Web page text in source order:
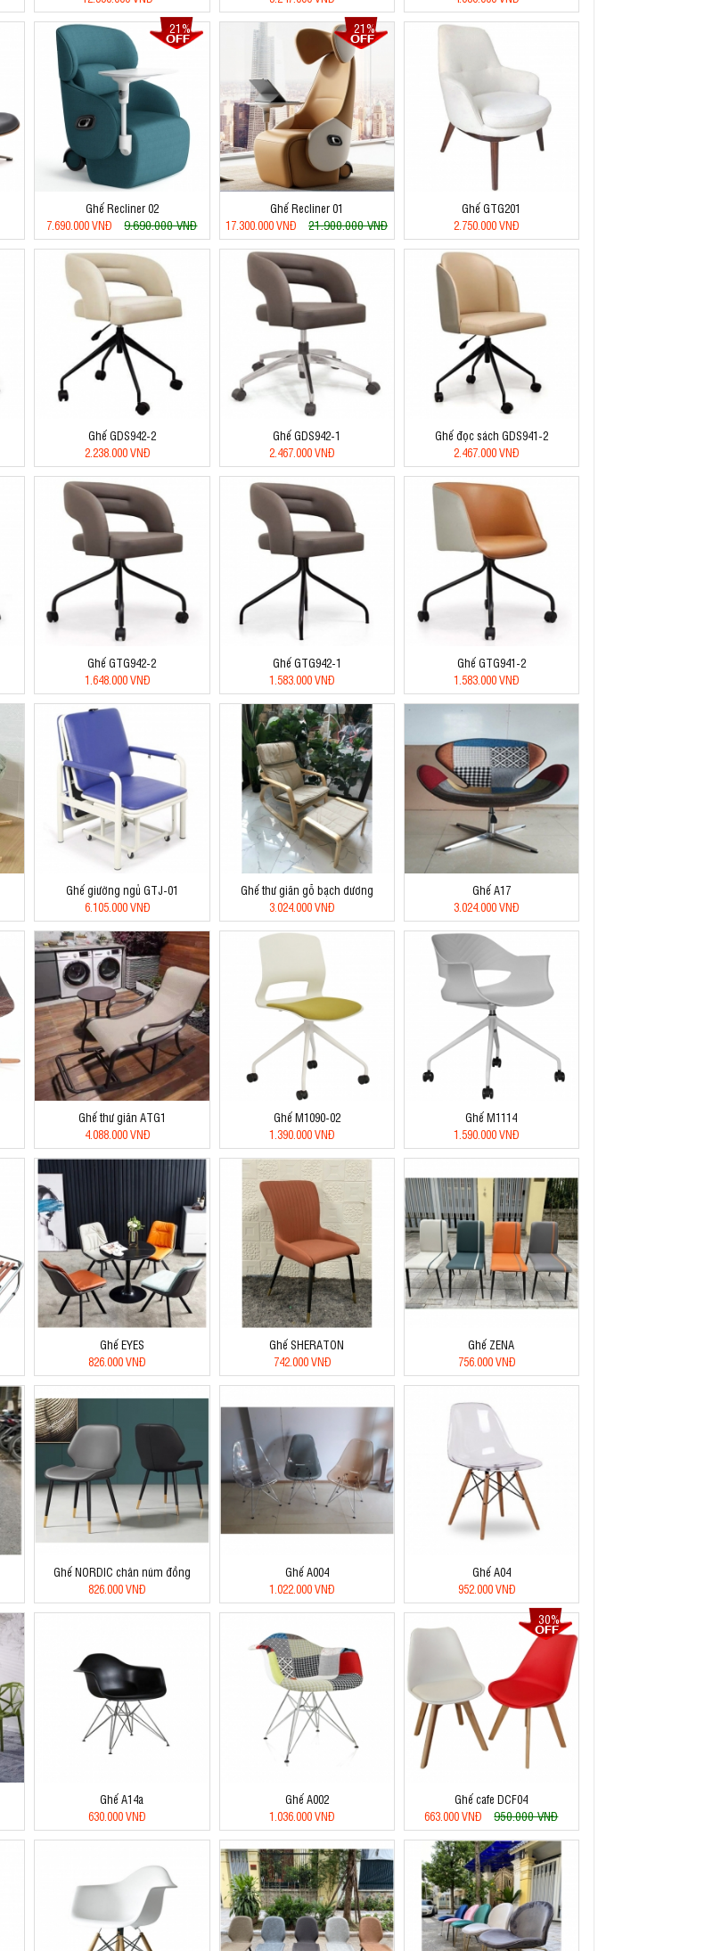
21%
Ghế Recliner 02
7.690.000 VNĐ
9.690.000 VNĐ
21%
Ghế Recliner 01
17.300.000 VNĐ
21.900.000 VNĐ
Ghế GTG201
2.750.000 VNĐ
Ghế GDS942-2
2.238.000 VNĐ
Ghế GDS942-1
2.467.000 VNĐ
Ghế đọc sách GDS941-2
2.467.000 VNĐ
Ghế GTG942-2
1.648.000 VNĐ
Ghế GTG942-1
1.583.000 VNĐ
Ghế GTG941-2
1.583.000 VNĐ
Ghế giường ngủ GTJ-01
6.105.000 VNĐ
Ghế thư giãn gỗ bạch dương
3.024.000 VNĐ
Ghế A17
3.024.000 VNĐ
Ghế thư giãn ATG1
4.088.000 VNĐ
Ghế M1090-02
1.390.000 VNĐ
Ghế M1114
1.590.000 VNĐ
Ghế EYES
826.000 VNĐ
Ghế SHERATON
742.000 VNĐ
Ghế ZENA
756.000 VNĐ
Ghế NORDIC chân núm đồng
826.000 VNĐ
Ghế A004
1.022.000 VNĐ
Ghế A04
952.000 VNĐ
Ghế A14a
630.000 VNĐ
Ghế A002
1.036.000 VNĐ
30%
Ghế cafe DCF04
663.000 VNĐ
950.000 VNĐ